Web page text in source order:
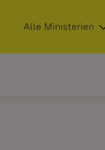
in neuem Fenster)
Alle Ministerien